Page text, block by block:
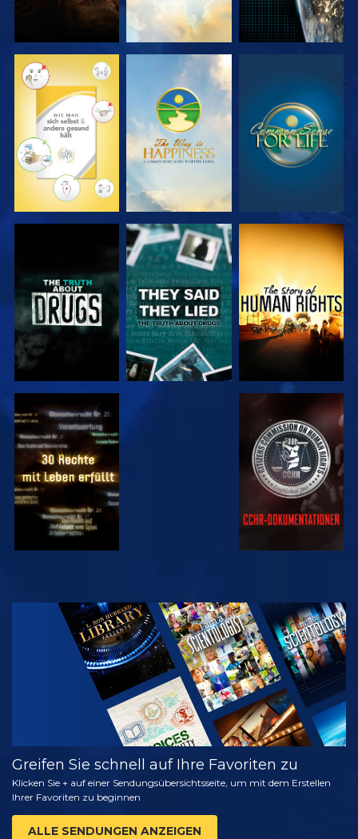
ANSEHEN ANSEHEN ANSEHEN
ANSEHEN ANSEHEN
ANSEHEN ANSEHEN
ANSEHEN
SERIE
ENTDECKEN
Greifen Sie schnell auf Ihre Favoriten zu
Klicken Sie + auf einer Sendungsübersichtsseite, um mit dem Erstellen
Ihrer Favoriten zu beginnen
ALLE SENDUNGEN ANZEIGEN